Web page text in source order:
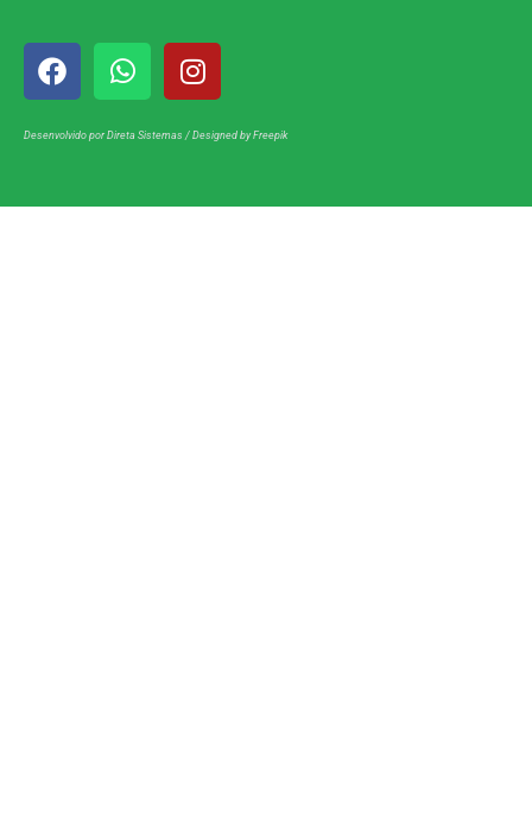
Desenvolvido por Direta Sistemas / Designed by Freepik